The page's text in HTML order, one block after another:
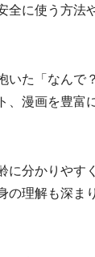
に使う方法
た「なんで
、漫画を豊富
分かりやす
の理解も深ま